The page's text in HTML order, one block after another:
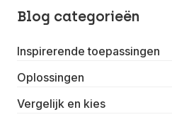
Blog categorieën
Inspirerende toepassingen
Oplossingen
Vergelijk en kies